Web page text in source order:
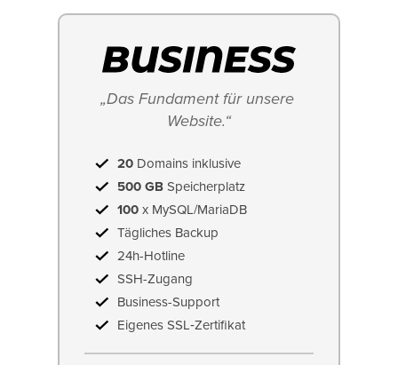
„Das Fundament für unsere
Website.“
20 Domains inklusive
500 GB Speicherplatz
100 x MySQL/MariaDB
Tägliches Backup
24h-Hotline
SSH-Zugang
Business-Support
Eigenes SSL‑Zertifikat